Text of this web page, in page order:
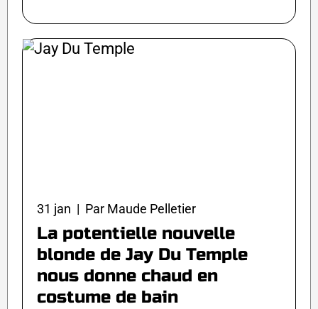
31 jan | Par Maude Pelletier
La potentielle nouvelle
blonde de Jay Du Temple
nous donne chaud en
costume de bain